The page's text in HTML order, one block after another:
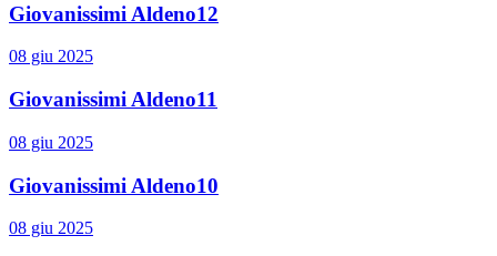
Giovanissimi Aldeno12
08 giu 2025
Giovanissimi Aldeno11
08 giu 2025
Giovanissimi Aldeno10
08 giu 2025